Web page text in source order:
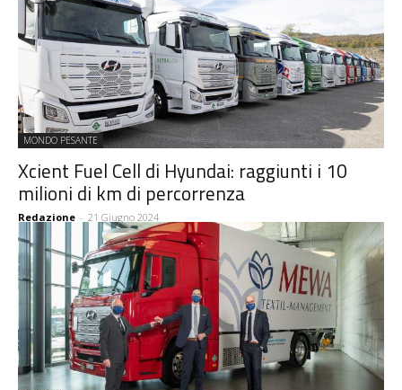
MONDO PESANTE
Xcient Fuel Cell di Hyundai: raggiunti i 10
milioni di km di percorrenza
Redazione - 21 Giugno 2024